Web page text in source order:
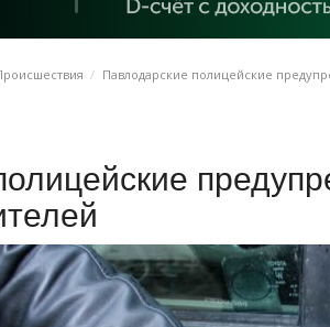
Павлодарские полицейские